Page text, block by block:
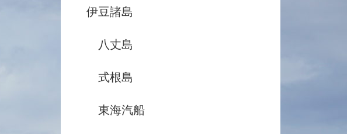
伊豆諸島
八丈島
式根島
東海汽船